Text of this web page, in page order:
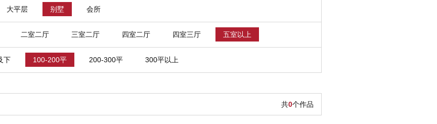
大平层 别墅 会所
二室二厅 三室二厅 四室二厅 四室三厅 五室以上
下 100-200平 200-300平 300平以上
共0个作品